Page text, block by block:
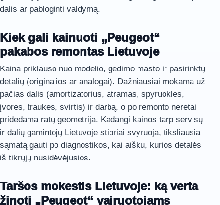
dalis ar pabloginti valdymą.
Kiek gali kainuoti „Peugeot“
pakabos remontas Lietuvoje
Kaina priklauso nuo modelio, gedimo masto ir pasirinktų
detalių (originalios ar analogai). Dažniausiai mokama už
pačias dalis (amortizatorius, atramas, spyruokles,
įvores, traukes, svirtis) ir darbą, o po remonto neretai
pridedama ratų geometrija. Kadangi kainos tarp servisų
ir dalių gamintojų Lietuvoje stipriai svyruoja, tiksliausia
sąmatą gauti po diagnostikos, kai aišku, kurios detalės
iš tikrųjų nusidėvėjusios.
Taršos mokestis Lietuvoje: ką verta
žinoti „Peugeot“ vairuotojams